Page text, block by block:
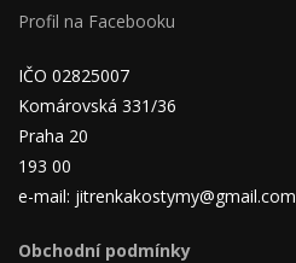
Profil na Facebooku
IČO 02825007
Komárovská 331/36
Praha 20
193 00
e-mail: jitrenkakostymy@gmail.com
Obchodní podmínky